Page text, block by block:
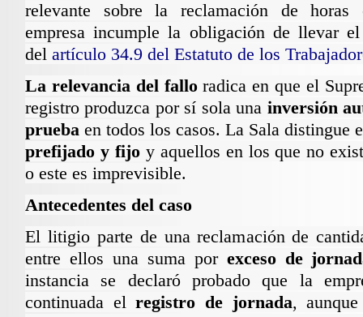
relevante sobre la reclamación de horas
empresa incumple la obligación de llevar
del artículo 34.9 del Estatuto de los
La relevancia del falloradica en que el
registro produzca por sí sola una inversión
prueba en todos los casos. La Sala distingue
prefijado y fijoy aquellos en los que no
o este es imprevisible.
Antecedentes del caso
El litigio parte de una reclamación de
entre ellos una suma por exceso de
instancia se declaró probado que la
continuada elregistro de jornada,